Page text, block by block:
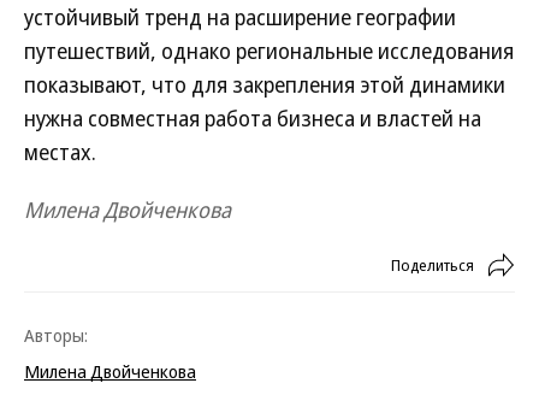
устойчивый тренд на расширение географии
путешествий, однако региональные исследования
показывают, что для закрепления этой динамики
нужна совместная работа бизнеса и властей на
местах.
Милена Двойченкова
Поделиться
Авторы:
Милена Двойченкова